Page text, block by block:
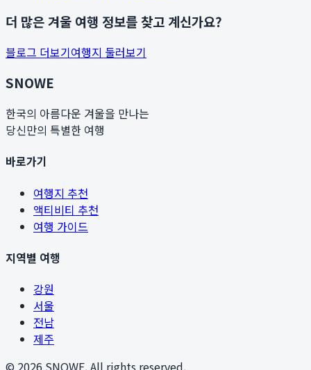
더 많은 겨울 여행 정보를 찾고 계신가요?
블로그 더보기여행지 둘러보기
SNOWE
한국의 아름다운 겨울을 만나는
당신만의 특별한 여행
바로가기
여행지 추천
액티비티 추천
여행 가이드
지역별 여행
강원
서울
전남
제주
© 2026 SNOWE. All rights reserved.